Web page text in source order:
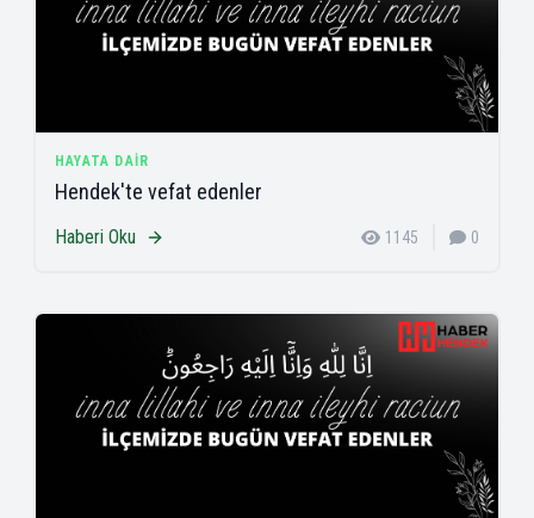
HAYATA DAIR
Hendek'te vefat edenler
Haberi Oku 1145 0